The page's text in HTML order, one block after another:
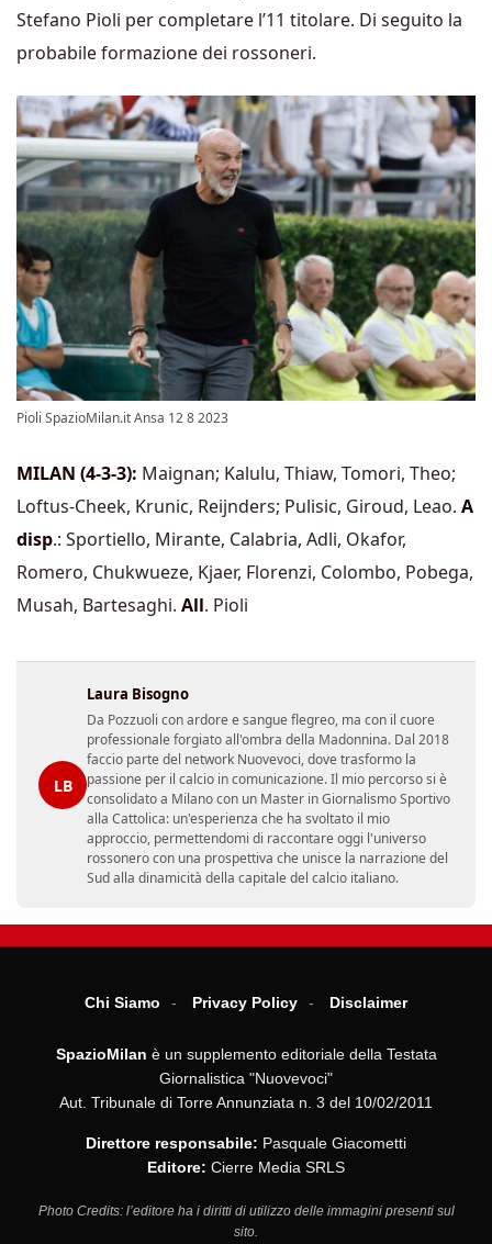
Stefano Pioli per completare l’11 titolare. Di seguito la
probabile formazione dei rossoneri.
Pioli SpazioMilan.it Ansa 12 8 2023
MILAN (4-3-3): Maignan; Kalulu, Thiaw, Tomori, Theo;
Loftus-Cheek, Krunic, Reijnders; Pulisic, Giroud, Leao. A
disp.: Sportiello, Mirante, Calabria, Adli, Okafor,
Romero, Chukwueze, Kjaer, Florenzi, Colombo, Pobega,
Musah, Bartesaghi. All. Pioli
LB
Laura Bisogno
Da Pozzuoli con ardore e sangue flegreo, ma con il cuore
professionale forgiato all'ombra della Madonnina. Dal 2018
faccio parte del network Nuovevoci, dove trasformo la
passione per il calcio in comunicazione. Il mio percorso si è
consolidato a Milano con un Master in Giornalismo Sportivo
alla Cattolica: un'esperienza che ha svoltato il mio
approccio, permettendomi di raccontare oggi l'universo
rossonero con una prospettiva che unisce la narrazione del
Sud alla dinamicità della capitale del calcio italiano.
Chi Siamo Privacy Policy Disclaimer
SpazioMilan è un supplemento editoriale della Testata
Giornalistica "Nuovevoci"
Aut. Tribunale di Torre Annunziata n. 3 del 10/02/2011
Direttore responsabile: Pasquale Giacometti
Editore: Cierre Media SRLS
Photo Credits: l’editore ha i diritti di utilizzo delle immagini presenti sul
sito.